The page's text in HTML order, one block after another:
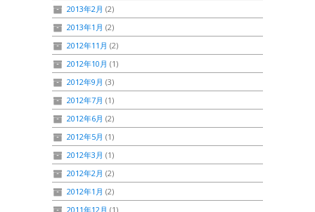
2013年2月 (2)
2013年1月 (2)
2012年11月 (2)
2012年10月 (1)
2012年9月 (3)
2012年7月 (1)
2012年6月 (2)
2012年5月 (1)
2012年3月 (1)
2012年2月 (2)
2012年1月 (2)
2011年12月 (1)